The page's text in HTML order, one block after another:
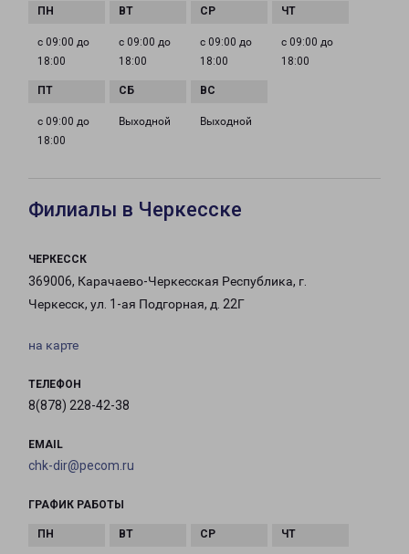
с 09:00 до
18:00
с 09:00 до
18:00
с 09:00 до
18:00
с 09:00 до
18:00
с 09:00 до
18:00
Выходной Выходной
Филиалы в Черкесске
ЧЕРКЕССК
369006, Карачаево-Черкесская Республика, г.
Черкесск, ул. 1-ая Подгорная, д. 22Г
на карте
ТЕЛЕФОН
8(878) 228-42-38
EMAIL
chk-dir@pecom.ru
ГРАФИК РАБОТЫ